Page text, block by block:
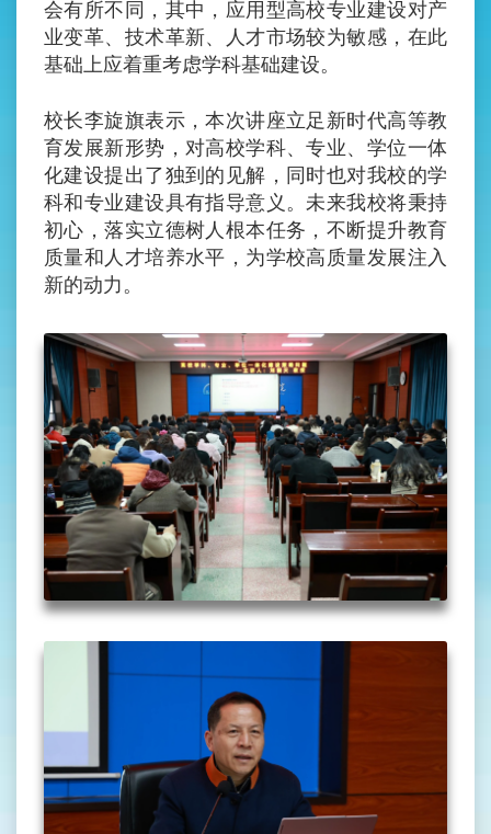
会有所不同，其中，应用型高校专业建设对产
业变革、技术革新、人才市场较为敏感，在此
基础上应着重考虑学科基础建设。
校长李旋旗表示，本次讲座立足新时代高等教
育发展新形势，对高校学科、专业、学位一体
化建设提出了独到的见解，同时也对我校的学
科和专业建设具有指导意义。未来我校将秉持
初心，落实立德树人根本任务，不断提升教育
质量和人才培养水平，为学校高质量发展注入
新的动力。